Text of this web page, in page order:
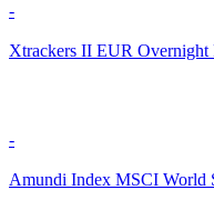
-
Xtrackers II EUR
-
Amundi Index MSCI